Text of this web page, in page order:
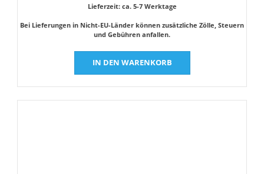
Lieferzeit: ca. 5-7 Werktage
Bei Lieferungen in Nicht-EU-Länder können zusätzliche Zölle, Steuern
und Gebühren anfallen.
IN DEN WARENKORB